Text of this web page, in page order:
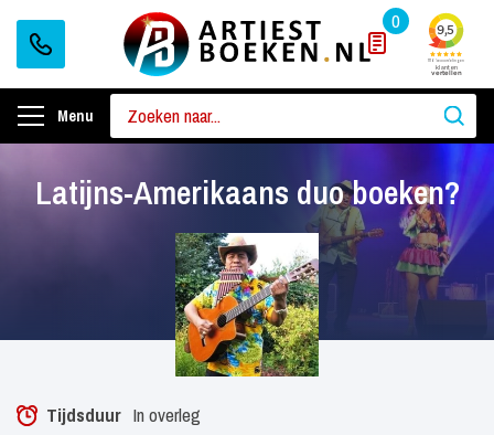
0
Menu
Latijns-Amerikaans duo boeken?
Tijdsduur In overleg